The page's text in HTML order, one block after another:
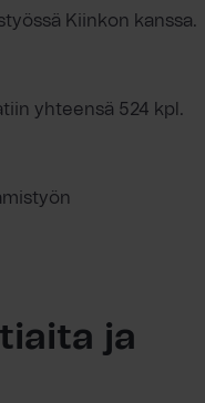
Kiinkon kanssa.
yhteensä 524 kpl.
ja